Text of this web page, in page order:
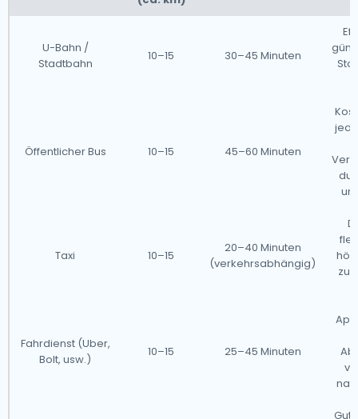
U-Bahn /
Stadtbahn
10–15 30–45 Minuten
Öffentlicher Bus 10–15 45–60 Minuten
Taxi 10–15
20–40 Minuten
(verkehrsabhängig)
zu
Fahrdienst (Uber,
Bolt, usw.)
10–15 25–45 Minuten
Gut